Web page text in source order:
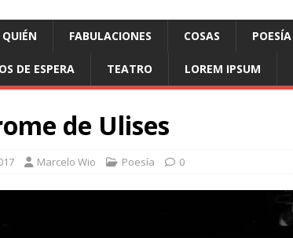
QUIÉN FABULACIONES COSAS POESÍA
DE ESPERA TEATRO LOREM IPSUM
de Ulises
Marcelo Wio Poesía 0